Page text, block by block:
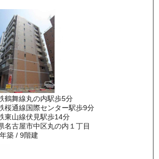
鶴舞線丸の内駅歩5分
桜通線国際センター駅歩9分
東山線伏見駅歩14分
名古屋市中区丸の内１丁目
築/ 9階建